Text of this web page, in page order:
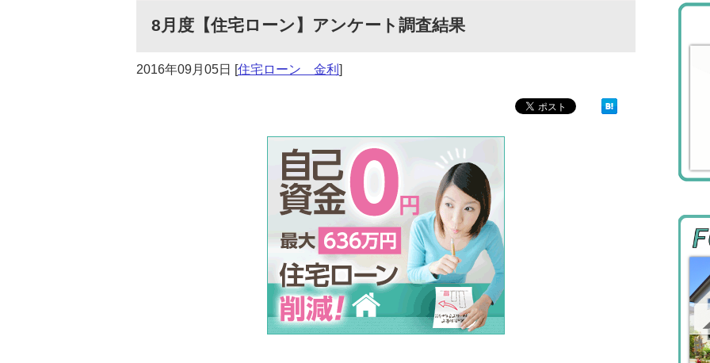
8月度【住宅ローン】アンケート調査結果
2016年09月05日 [住宅ローン 金利 ]